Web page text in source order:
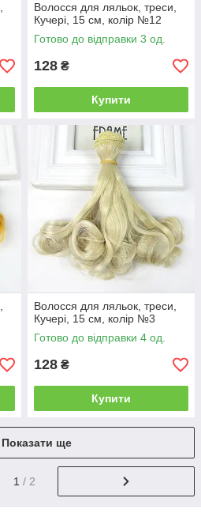
Волосся для ляльок, треси,
Кучері, 15 см, колір №12
Готово до відправки 3 од.
128 ₴
Купити
Волосся для ляльок, треси,
Кучері, 15 см, колір №3
Готово до відправки 4 од.
128 ₴
Купити
Показати ще
1 / 2